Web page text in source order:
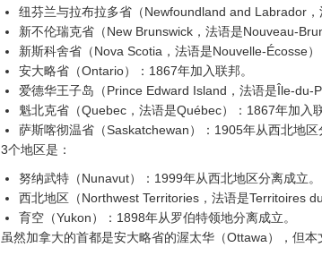
纽芬兰与拉布拉多省（Newfoundland and Labrador
新不伦瑞克省（New Brunswick，法语是Nouveau-
新斯科舍省（Nova Scotia，法语是Nouvelle-Écosse）
安大略省（Ontario）：1867年加入联邦。
爱德华王子岛（Prince Edward Island，法语是Île-du-
魁北克省（Quebec，法语是Québec）：1867年加入联
萨斯喀彻温省（Saskatchewan）：1905年从西北地区
3个地区是：
努纳武特（Nunavut）：1999年从西北地区分离成立。
西北地区（Northwest Territories，法语是Territoires
育空（Yukon）：1898年从罗伯特领地分离成立。
虽然加拿大的首都是安大略省的渥太华（Ottawa），但本